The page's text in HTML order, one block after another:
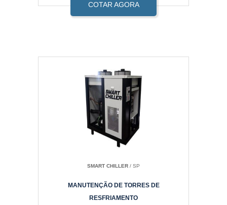
COTAR AGORA
SMART CHILLER/ SP
MANUTENÇÃO DE TORRES DE
RESFRIAMENTO